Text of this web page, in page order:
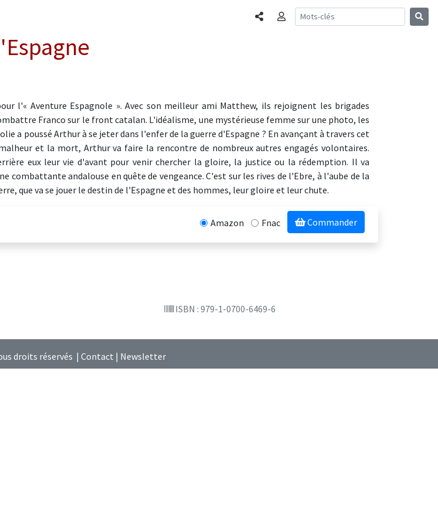
PartagerConnexion
l'« Aventure Espagnole ». Avec son meilleur ami Matthew, ils rejoignent les brigades
Franco sur le front catalan. L'idéalisme, une mystérieuse femme sur une photo, les
a poussé Arthur à se jeter dans l'enfer de la guerre d'Espagne ? En avançant à travers cet
et la mort, Arthur va faire la rencontre de nombreux autres engagés volontaires.
eux leur vie d'avant pour venir chercher la gloire, la justice ou la rédemption. Il va
combattante andalouse en quête de vengeance. C'est sur les rives de l'Ebre, à l'aube de la
que va se jouer le destin de l'Espagne et des hommes, leur gloire et leur chute.
Amazon Fnac Commander
ISBN : 979-1-0700-6469-6
droits réservés | Contact | Newsletter